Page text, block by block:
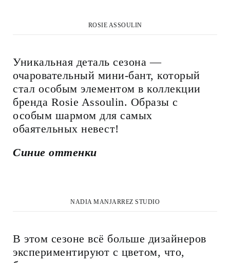
ROSIE ASSOULIN
Уникальная деталь сезона —
очаровательный мини-бант, который
стал особым элементом в коллекции
бренда Rosie Assoulin. Образы с
особым шармом для самых
обаятельных невест!
Синие оттенки
NADIA MANJARREZ STUDIO
В этом сезоне всё больше дизайнеров
экспериментируют с цветом, что,